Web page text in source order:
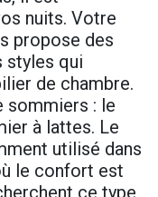
nuits. Votre
propose des
styles qui
de chambre.
sommiers : le
à lattes. Le
utilisé dans
le confort est